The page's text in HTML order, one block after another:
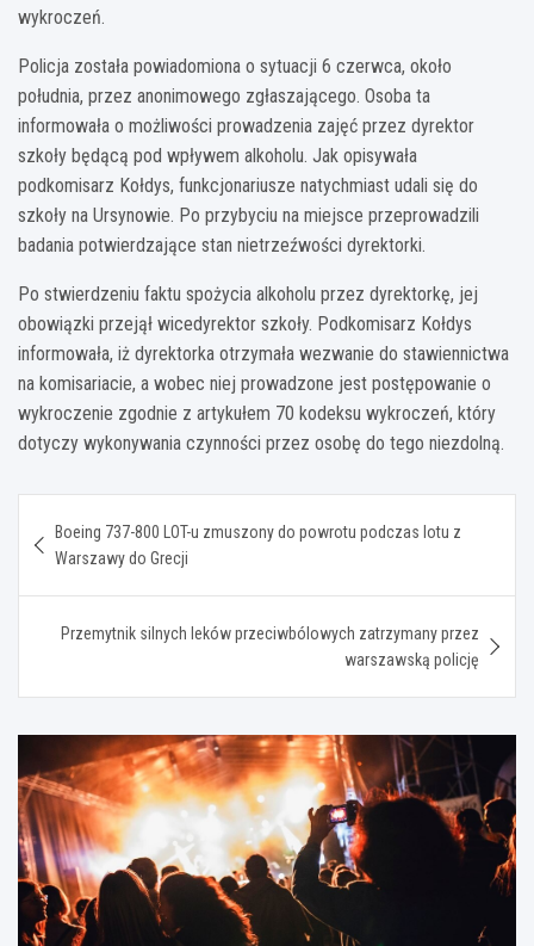
wykroczeń.
Policja została powiadomiona o sytuacji 6 czerwca, około
południa, przez anonimowego zgłaszającego. Osoba ta
informowała o możliwości prowadzenia zajęć przez dyrektor
szkoły będącą pod wpływem alkoholu. Jak opisywała
podkomisarz Kołdys, funkcjonariusze natychmiast udali się do
szkoły na Ursynowie. Po przybyciu na miejsce przeprowadzili
badania potwierdzające stan nietrzeźwości dyrektorki.
Po stwierdzeniu faktu spożycia alkoholu przez dyrektorkę, jej
obowiązki przejął wicedyrektor szkoły. Podkomisarz Kołdys
informowała, iż dyrektorka otrzymała wezwanie do stawiennictwa
na komisariacie, a wobec niej prowadzone jest postępowanie o
wykroczenie zgodnie z artykułem 70 kodeksu wykroczeń, który
dotyczy wykonywania czynności przez osobę do tego niezdolną.
wpisu
Boeing 737-800 LOT-u zmuszony do powrotu podczas lotu z
Warszawy do Grecji
Przemytnik silnych leków przeciwbólowych zatrzymany przez
warszawską policję